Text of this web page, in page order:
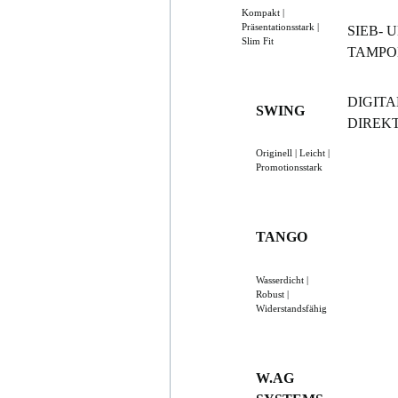
Kompakt |
Präsentationsstark |
Slim Fit
SWING
Originell | Leicht |
Promotionsstark
TANGO
Wasserdicht |
Robust |
Widerstandsfähig
W.AG
SIEB-